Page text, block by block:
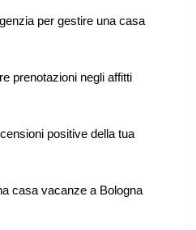
per gestire una casa
prenotazioni negli affitti
positive della tua
casa vacanze a Bologna